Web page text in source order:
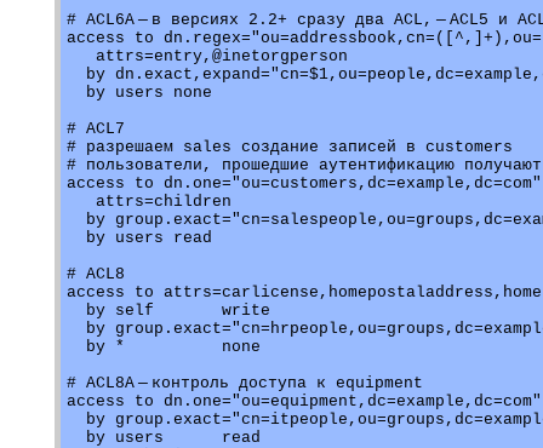
# ACL6A — в версиях 2.2+ сразу два ACL, — ACL5 и
access to
   attrs=entry,@inetorgperson
by
  by users none
# ACL7
# разрешаем sales создание записей в customers
# пользователи, прошедшие аутентификацию
access to dn.one="ou=customers,dc=example,dc=com"
   attrs=children
by
  by users read
# ACL8
access to
  by self       write
by
  by *          none
# ACL8A — контроль доступа к equipment
access to dn.one="ou=equipment,dc=example,dc=com"
by
  by users      read